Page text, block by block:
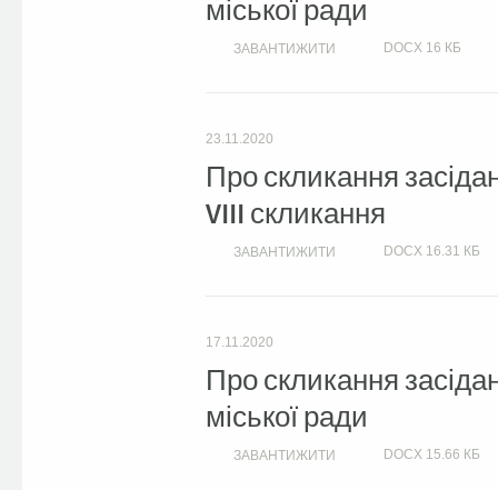
міської ради
ЗАВАНТИЖИТИ DOCX 16 КБ
23.11.2020
Про скликання
VIII скликання
ЗАВАНТИЖИТИ DOCX 16.31 КБ
17.11.2020
Про скликання
міської ради
ЗАВАНТИЖИТИ DOCX 15.66 КБ